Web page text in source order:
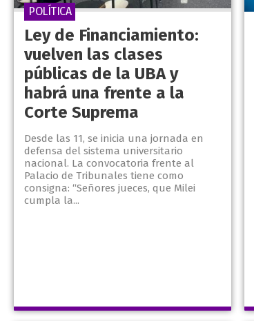
Ley de Financiamiento:
vuelven las clases
públicas de la UBA y
habrá una frente a la
Corte Suprema
Desde las 11, se inicia una jornada en
defensa del sistema universitario
nacional. La convocatoria frente al
Palacio de Tribunales tiene como
consigna: “Señores jueces, que Milei
cumpla la...
POLÍTICA